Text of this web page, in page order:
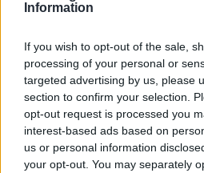
Information
If you wish to opt-out of the sale,
processing of your personal or
targeted advertising by us, please
section to confirm your selection.
opt-out request is processed you
interest-based ads based on
us or personal information
your opt-out. You may separately
Eventi e conferenze
Il CEO di Iliad, Benedetto
all’evento “Telco per l’Italia”,
come le telecomunicazioni